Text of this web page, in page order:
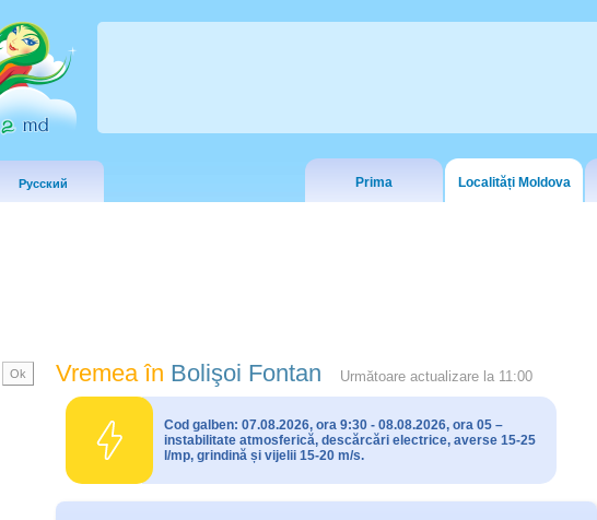
Русский Prima Localități Moldova
Vremea în Bolişoi Fontan Următoare actualizare la 11:00
Cod galben: 07.08.2026, ora 9:30 - 08.08.2026, ora 05 –
instabilitate atmosferică, descărcări electrice, averse 15-25
l/mp, grindină și vijelii 15-20 m/s.